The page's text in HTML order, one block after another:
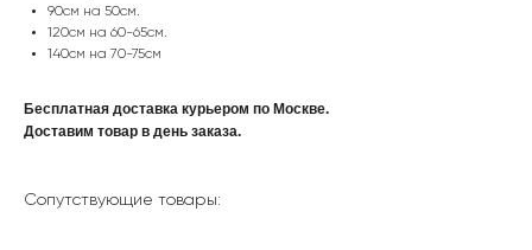
90см на 50см.
120см на 60-65см.
140см на 70-75см
Бесплатная доставка курьером по Москве.
Доставим товар в день заказа.
Сопутствующие товары: